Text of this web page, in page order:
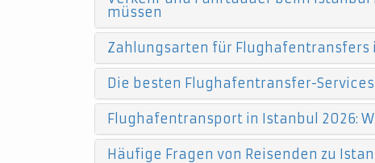
müssen
Zahlungsarten für Flughafentransfers
Die besten Flughafentransfer-
Flughafentransport in Istanbul 2026:
Häufige Fragen von Reisenden zu